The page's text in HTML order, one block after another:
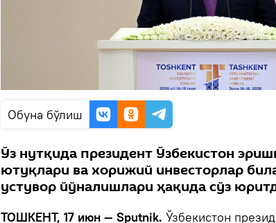
Oбуна бўлиш
Ўз нутқида президент Ўзбекистон
ютуқлари ва хорижий инвесторлар
устувор йўналишлари ҳақида сўз
ТОШКЕНТ, 17 июн — Sputnik. Ўзбекистон